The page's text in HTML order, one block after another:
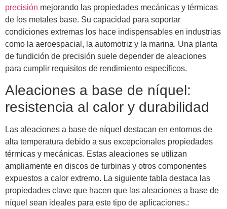
precisión mejorando las propiedades mecánicas y térmicas
de los metales base. Su capacidad para soportar
condiciones extremas los hace indispensables en industrias
como la aeroespacial, la automotriz y la marina. Una planta
de fundición de precisión suele depender de aleaciones
para cumplir requisitos de rendimiento específicos.
Aleaciones a base de níquel:
resistencia al calor y durabilidad
Las aleaciones a base de níquel destacan en entornos de
alta temperatura debido a sus excepcionales propiedades
térmicas y mecánicas. Estas aleaciones se utilizan
ampliamente en discos de turbinas y otros componentes
expuestos a calor extremo. La siguiente tabla destaca las
propiedades clave que hacen que las aleaciones a base de
níquel sean ideales para este tipo de aplicaciones.: